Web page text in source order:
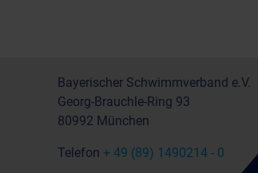
Bayerischer Schwimmverband e.V.
Georg-Brauchle-Ring 93
80992 München
Telefon + 49 (89) 1490214 - 0